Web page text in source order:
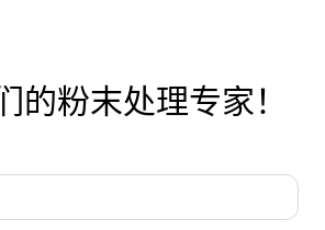
的粉末处理专家！